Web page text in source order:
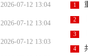
2026-07-12 13:04
2026-07-12 13:04
2026-07-12 13:03
1
2
3
4